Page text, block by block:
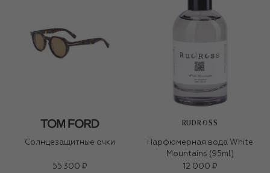
Солнцезащитные очки
55 300 ₽
RUDROSS
Парфюмерная вода White
Mountains (95ml)
12 000 ₽